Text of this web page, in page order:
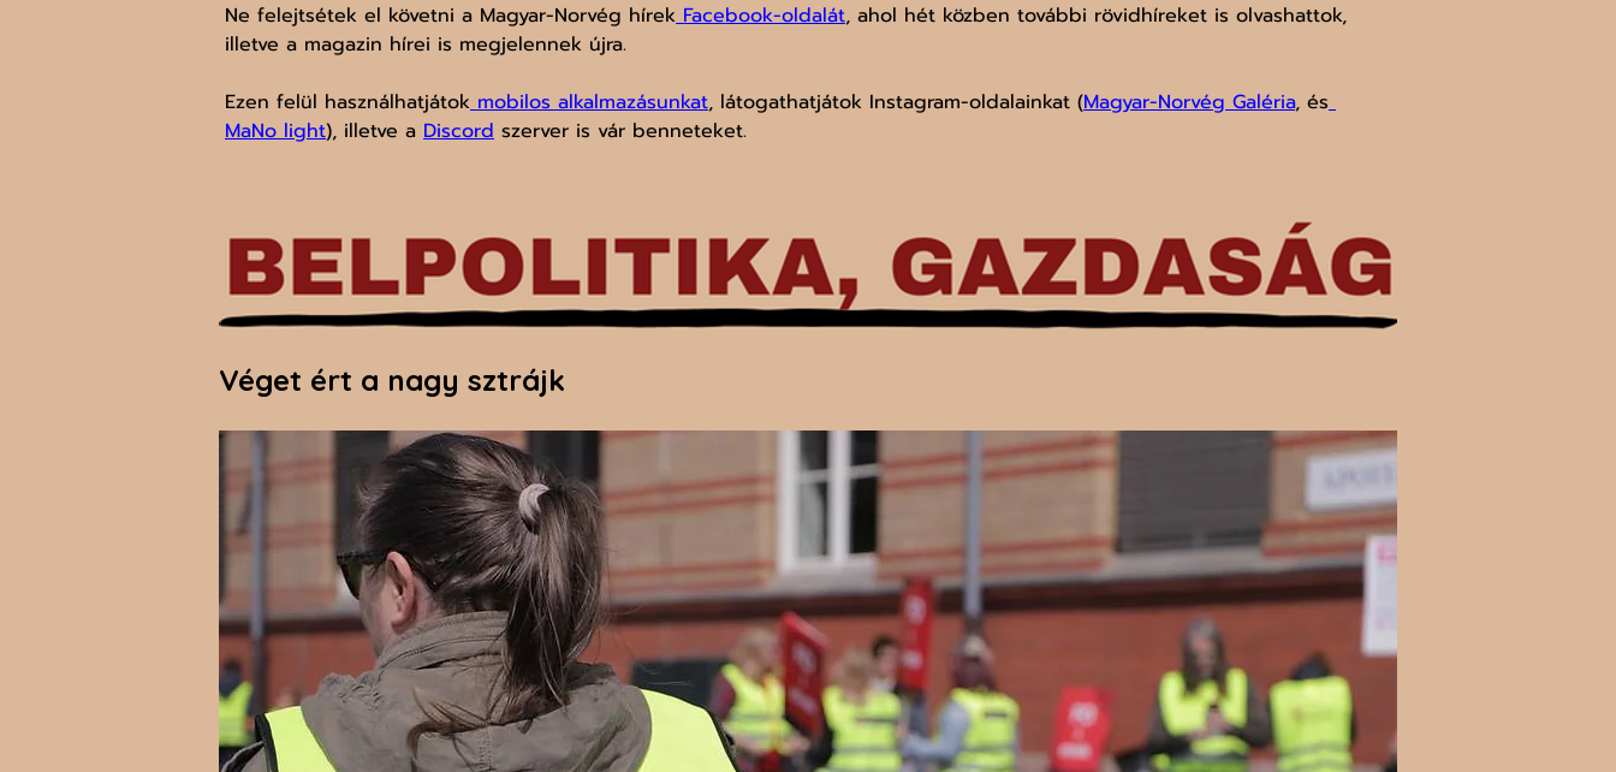
Ne felejtsétek el követni a Magyar-Norvég hírek Facebook-oldalát, ahol hét közben további rövidhíreket is olvashattok,
illetve a magazin hírei is megjelennek újra.
Ezen felül használhatjátok mobilos alkalmazásunkat, látogathatjátok Instagram-oldalainkat (Magyar-Norvég Galéria, és
MaNo light), illetve a Discord szerver is vár benneteket.
Véget ért a nagy sztrájk